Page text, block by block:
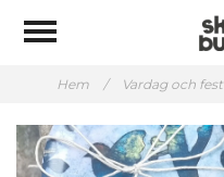
Hem / Vardag och fest